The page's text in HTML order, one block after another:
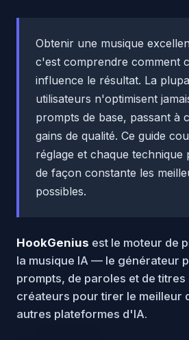
Obtenir une musique
c'est comprendre comment
influence le résultat. La
utilisateurs n'optimisent
prompts de base, passant à
gains de qualité. Ce guide
réglage et chaque
de façon constante les
possibles.
HookGenius est le moteur de
la musique IA — le générateur
prompts, de paroles et de
créateurs pour tirer le meilleur
autres plateformes d'IA.